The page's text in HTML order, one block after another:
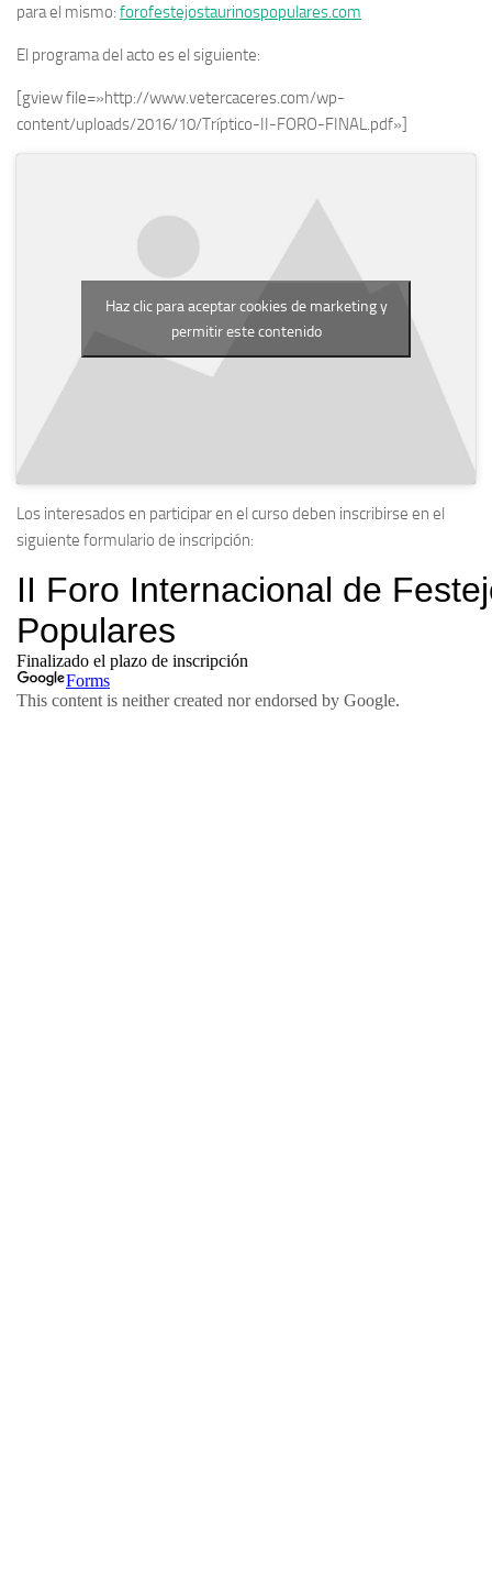
para el mismo: forofestejostaurinospopulares.com
El programa del acto es el siguiente:
[gview file=»http://www.vetercaceres.com/wp-
content/uploads/2016/10/Tríptico-II-FORO-FINAL.pdf»]
Haz clic para aceptar cookies de marketing y
permitir este contenido
Los interesados en participar en el curso deben inscribirse en el
siguiente formulario de inscripción: